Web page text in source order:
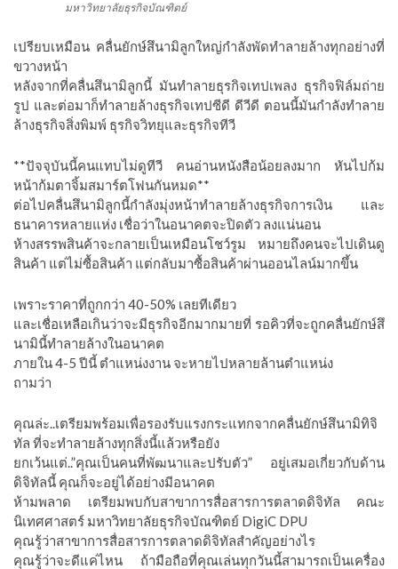
มหาวิทยาลัยธุรกิจบัณฑิตย์
เปรียบเหมือน คลื่นยักษ์สึนามิลูกใหญ่กำลังพัดทำลายล้างทุกอย่างที่
ขวางหน้า
หลังจากที่คลื่นสึนามิลูกนี้ มันทำลายธุรกิจเทปเพลง ธุรกิจฟิล์มถ่าย
รูป และต่อมาก็ทำลายล้างธุรกิจเทปซีดี ดีวีดี ตอนนี้มันกำลังทำลาย
ล้างธุรกิจสิ่งพิมพ์ ธุรกิจวิทยุและธุรกิจทีวี
**ปัจจุบันนี้คนแทบไม่ดูทีวี คนอ่านหนังสือน้อยลงมาก หันไปก้ม
หน้าก้มตาจิ้มสมาร์ตโฟนกันหมด**
ต่อไปคลื่นสึนามิลูกนี้กำลังมุ่งหน้าทำลายล้างธุรกิจการเงิน และ
ธนาคารหลายแห่ง เชื่อว่าในอนาคตจะปิดตัว ลงแน่นอน
ห้างสรรพสินค้าจะกลายเป็นเหมือนโชว์รูม หมายถึงคนจะไปเดินดู
สินค้า แต่ไม่ซื้อสินค้า แต่กลับมาซื้อสินค้าผ่านออนไลน์มากขึ้น
เพราะราคาที่ถูกกว่า 40-50% เลยทีเดียว
และเชื่อเหลือเกินว่าจะมีธุรกิจอีกมากมายที่ รอคิวที่จะถูกคลื่นยักษ์สึ
นามินี้ทำลายล้างในอนาคต
ภายใน 4-5 ปีนี้ ตำแหน่งงาน จะหายไปหลายล้านตำแหน่ง
ถามว่า
คุณล่ะ..เตรียมพร้อมเพื่อรองรับแรงกระแทกจากคลื่นยักษ์สึนามิทิจิ
ทัล ที่จะทำลายล้างทุกสิ่งนี้แล้วหรือยัง
ยกเว้นแต่..”คุณเป็นคนที่พัฒนาและปรับตัว” อยู่เสมอเกี่ยวกับด้าน
ดิจิทัลนี้ คุณก็จะอยู่ได้อย่างมีอนาคต
ห้ามพลาด เตรียมพบกับสาขาการสื่อสารการตลาดดิจิทัล คณะ
นิเทศศาสตร์ มหาวิทยาลัยธุรกิจบัณฑิตย์ DigiC DPU
คุณรู้ว่าสาขาการสื่อสารการตลาดดิจิทัลสำคัญอย่างไร
คุณรู้ว่าจะดีแค่ไหน ถ้ามือถือที่คุณเล่นทุกวันนี้สามารถเป็นเครื่อง